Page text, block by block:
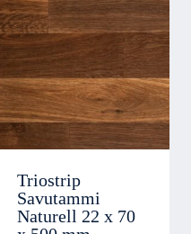
Triostrip
Savutammi
Naturell 22 x 70